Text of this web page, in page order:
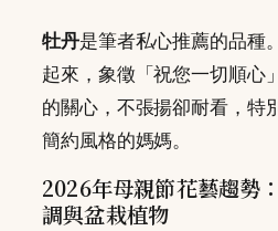
牡丹是筆者私心推薦的品種
起來，象徵「祝您一切順心」
的關心，不張揚卻耐看，特
簡約風格的媽媽。
2026年母親節花藝趨勢
調與盆栽植物